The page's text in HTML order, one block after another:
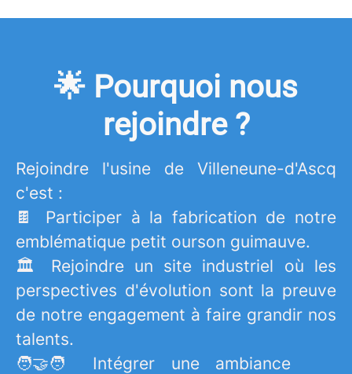
🌟 Pourquoi nous
rejoindre ?
Rejoindre l'usine de Villeneune-d'Ascq
c'est :
🍫 Participer à la fabrication de notre
emblématique petit ourson guimauve.
🏛️ Rejoindre un site industriel où les
perspectives d'évolution sont la preuve
de notre engagement à faire grandir nos
talents.
🧑‍🤝‍🧑 Intégrer une ambiance